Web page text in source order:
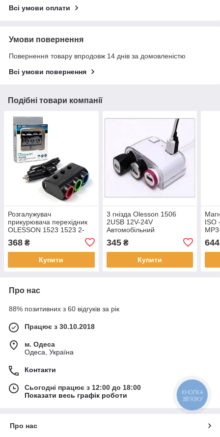
Всі умови оплати
Умови повернення
Повернення товару впродовж 14 днів за домовленістю
Всі умови повернення
Подібні товари компанії
Розгалужувач
прикурювача перехідник
OLESSON 1523 1523 2-
автозасітки 12V
368 ₴
Купити
3 гнізда Olesson 1506
2USB 12V-24V
Автомобільний
прикурювача перехідник
автозаряджання
345₴
Купити
644
Про нас
88% позитивних з 60 відгуків за рік
Працює з 30.10.2018
м. Одеса
Одеса, Україна
Контакти
Сьогодні працює з 12:00 до 18:00
Показати весь графік роботи
Про нас
КНОПКА
ЗВ'ЯЗКУ